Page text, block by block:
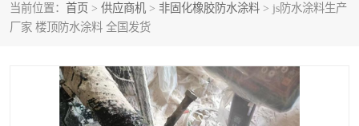
当前位置： 首页 > 供应商机 > 非固化橡胶防水涂料 > js防水涂料生产
厂家 楼顶防水涂料 全国发货